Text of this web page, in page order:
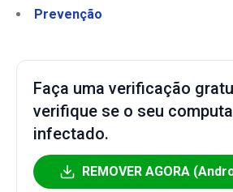
Prevenção
Faça uma verificação
verifique se o seu
infectado.
REMOVER AGORA